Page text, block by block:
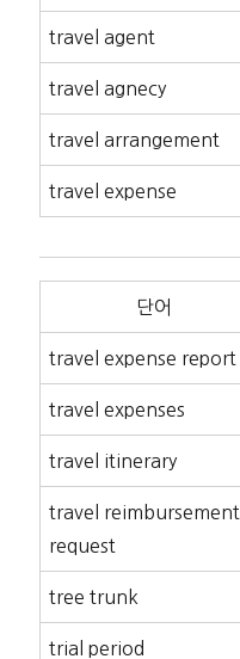
travel agent
travel agnecy
travel arrangement
travel expense
단어
travel expense report
travel expenses
travel itinerary
travel reimbursement
request
tree trunk
trial period